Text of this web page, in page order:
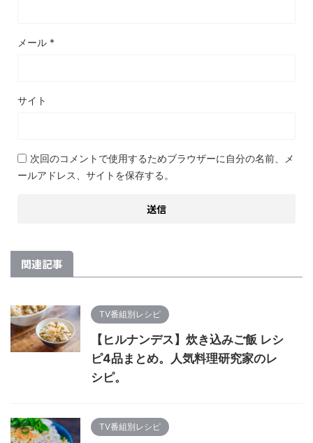
メール *
サイト
次回のコメントで使用するためブラウザーに自分の名前、メ
ールアドレス、サイトを保存する。
関連記事
TV番組別レシピ
【ヒルナンデス】炊き込みご飯 レシ
ピ4品まとめ。人気料理研究家のレ
シピ。
TV番組別レシピ